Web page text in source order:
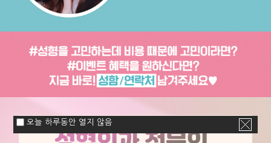
오늘 하루동안 열지 않음